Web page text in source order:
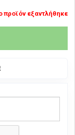
προϊόν εξαντλήθηκε